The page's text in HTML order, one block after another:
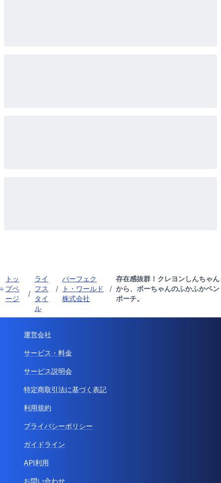
トッ
プペ
ージ
/
ライ
フス
タイ
ル
/
パーフェク
ト・ワールド
株式会社
/
存在感抜群！クレヨンしんちゃん
から、ボーちゃんのふかふかペン
ポーチ。
運営会社
サービス・料金
サービス説明会
特定商取引法に基づく表記
利用規約
プライバシーポリシー
ガイドライン
API利用
お問い合わせ